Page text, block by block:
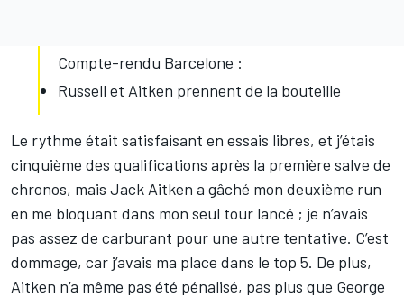
Compte-rendu Barcelone :
Russell et Aitken prennent de la bouteille
Le rythme était satisfaisant en essais libres, et j’étais
cinquième des qualifications après la première salve de
chronos, mais Jack Aitken a gâché mon deuxième run
en me bloquant dans mon seul tour lancé ; je n’avais
pas assez de carburant pour une autre tentative. C’est
dommage, car j’avais ma place dans le top 5. De plus,
Aitken n’a même pas été pénalisé, pas plus que George